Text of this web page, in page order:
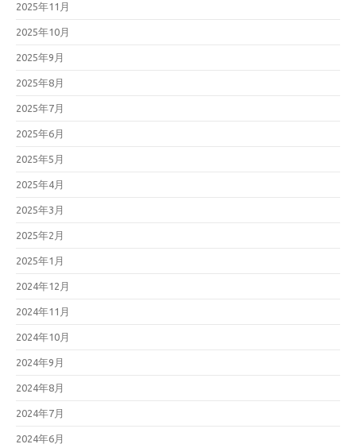
2025年11月
2025年10月
2025年9月
2025年8月
2025年7月
2025年6月
2025年5月
2025年4月
2025年3月
2025年2月
2025年1月
2024年12月
2024年11月
2024年10月
2024年9月
2024年8月
2024年7月
2024年6月